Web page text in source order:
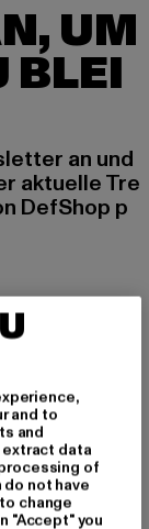
UM
BLEI
an und
aktuelle Tre
DefShop p
and to
and
data
of
not have
change
"Accept" you